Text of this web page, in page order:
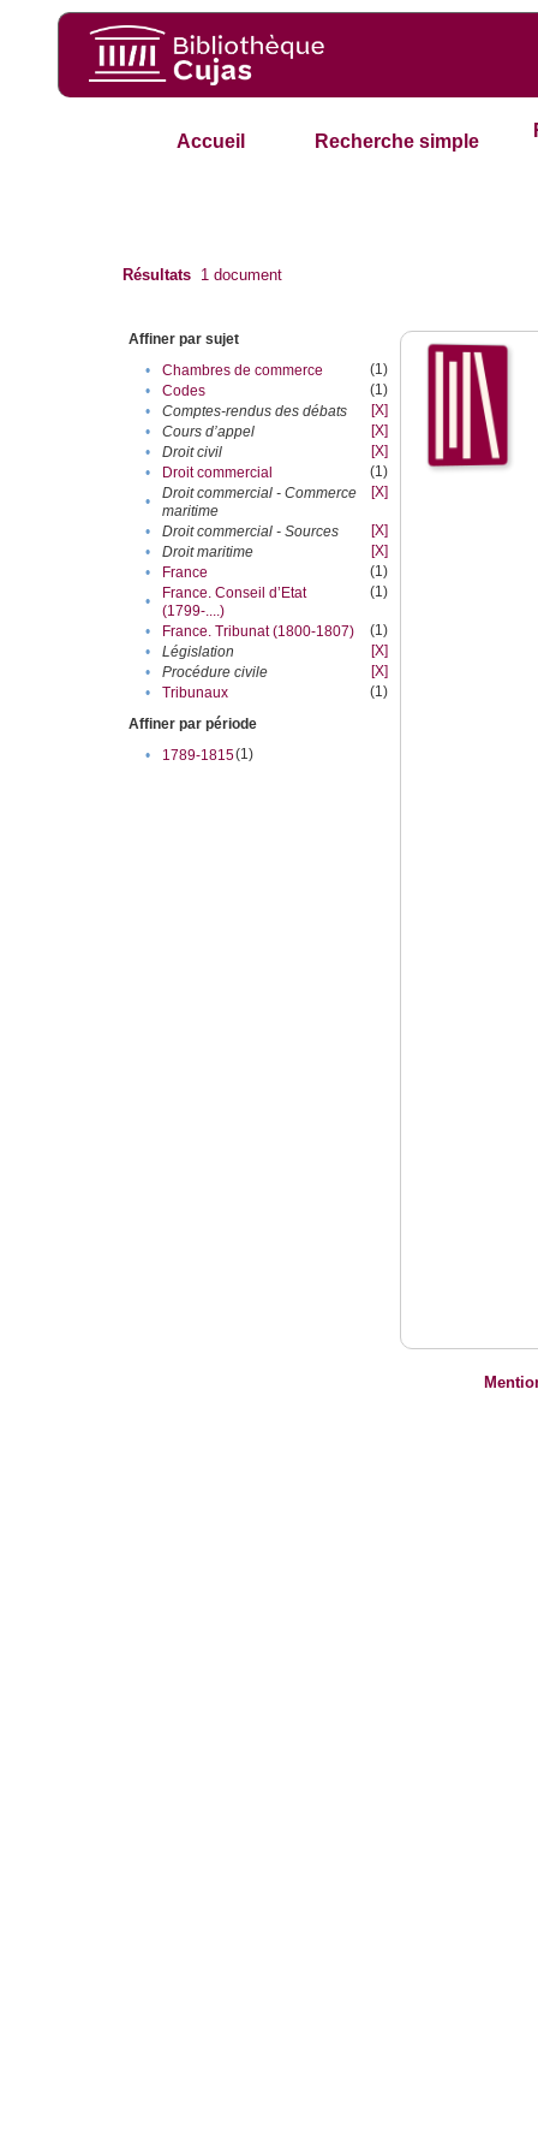
Accueil Recherche simple
Résultats 1 document
Affiner par sujet
•
Chambres de commerce
(1)
•
Codes
(1)
•
Comptes-rendus des débats
[X]
•
Cours d’appel
[X]
•
Droit civil
[X]
•
Droit commercial
(1)
•
Droit commercial - Commerce
maritime
[X]
• Droit commercial - Sources
[X]
•
Droit maritime
[X]
•
France
(1)
•
France. Conseil d’Etat
(1799-....)
(1)
• France. Tribunat (1800-1807)
(1)
•
Législation
[X]
•
Procédure civile
[X]
•
Tribunaux
(1)
Affiner par période
•
1789-1815(1)